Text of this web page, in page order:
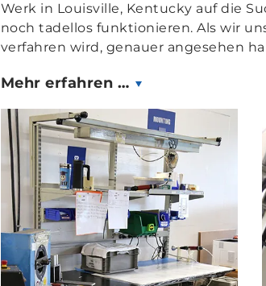
Werk in Louisville, Kentucky auf die
noch tadellos funktionieren. Als wir
verfahren wird, genauer angesehen
Mehr erfahren …